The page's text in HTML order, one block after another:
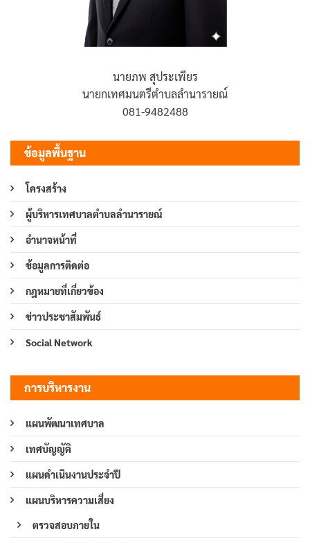
นายภพ สุประเพียร
นายกเทศมนตรีตำบลลำนารายณ์
081-9482488
ข้อมูลพื้นฐาน
โครงสร้าง
ผู้บริหารเทศบาลตำบลลำนารายณ์
อำนาจหน้าที่
ข้อมูลการติดต่อ
กฎหมายที่เกี่ยวข้อง
ข่าวประชาสัมพันธ์
Social Network
การบริหารงาน
แผนพัฒนาเทศบาล
เทศบัญญัติ
แผนดำเนินงานประจำปี
แผนบริหารความเสี่ยง
ตรวจสอบภายใน